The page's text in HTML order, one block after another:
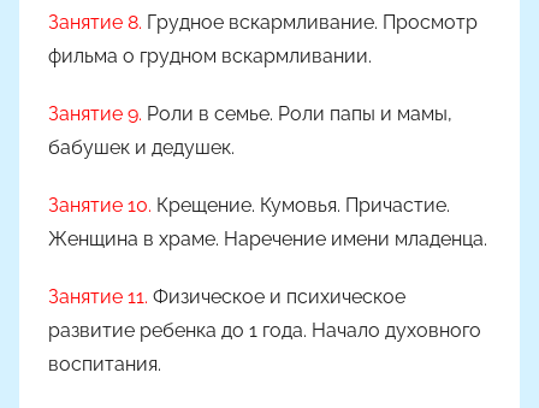
Занятие 8. Грудное вскармливание. Просмотр
фильма о грудном вскармливании.
Занятие 9. Роли в семье. Роли папы и мамы,
бабушек и дедушек.
Занятие 10. Крещение. Кумовья. Причастие.
Женщина в храме. Наречение имени младенца.
Занятие 11. Физическое и психическое
развитие ребенка до 1 года. Начало духовного
воспитания.